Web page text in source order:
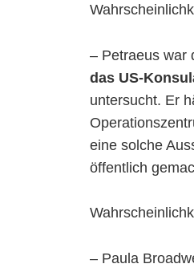
– Petraeus war
das US-
untersucht. Er
eine solche
öffentlich
– Paula